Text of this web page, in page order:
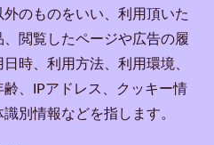
のものをいい、利用頂いた
閲覧したページや広告の履
時、利用方法、利用環境、
、IPアドレス、クッキー情
別情報などを指します。